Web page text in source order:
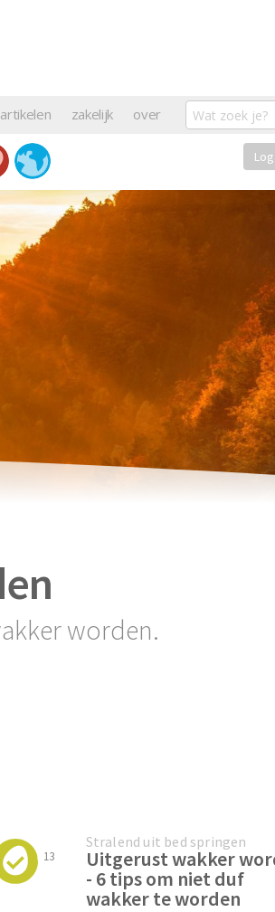
artikelen zakelijk over
worden.
13
Stralend uit bed springen
Uitgerust wakker
- 6 tips om niet duf
wakker te worden